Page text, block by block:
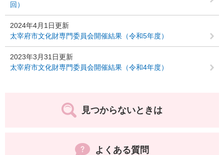
回）
2024年4月1日更新
太宰府市文化財専門委員会開催結果（令和5年度）
2023年3月31日更新
太宰府市文化財専門委員会開催結果（令和4年度）
見つからないときは
よくある質問